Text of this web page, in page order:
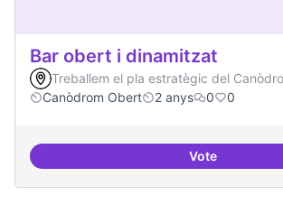
Bar obert i dinamitzat
Treballem el pla estratègic del
Canòdrom Obert
2 anys 0 0
VoteBar obert i